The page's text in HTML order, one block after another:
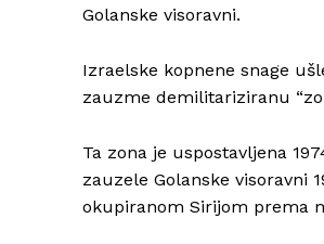
Golanske visoravni.
Izraelske kopnene snage
zauzme demilitariziranu
Ta zona je uspostavljena
zauzele Golanske visoravni
okupiranom Sirijom prema